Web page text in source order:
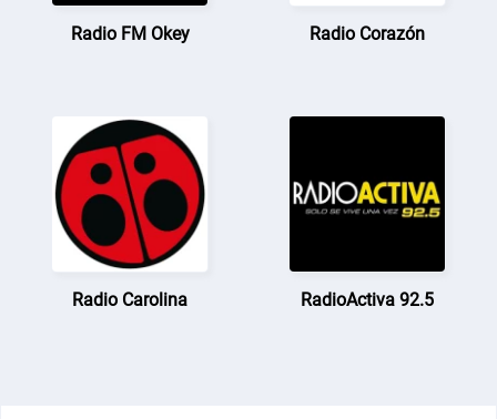
Radio FM Okey Radio Corazón
Radio Carolina RadioActiva 92.5